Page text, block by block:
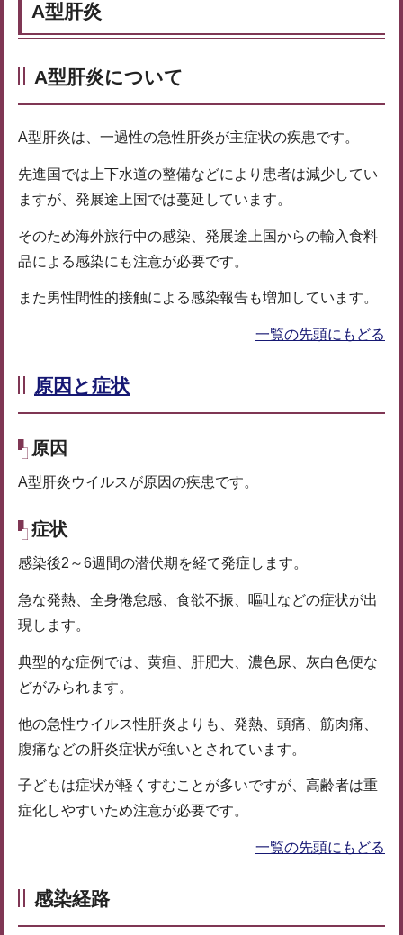
A型肝炎
A型肝炎について
A型肝炎は、一過性の急性肝炎が主症状の疾患です。
先進国では上下水道の整備などにより患者は減少してい
ますが、発展途上国では蔓延しています。
そのため海外旅行中の感染、発展途上国からの輸入食料
品による感染にも注意が必要です。
また男性間性的接触による感染報告も増加しています。
一覧の先頭にもどる
原因と症状
原因
A型肝炎ウイルスが原因の疾患です。
症状
感染後2～6週間の潜伏期を経て発症します。
急な発熱、全身倦怠感、食欲不振、嘔吐などの症状が出
現します。
典型的な症例では、黄疸、肝肥大、濃色尿、灰白色便な
どがみられます。
他の急性ウイルス性肝炎よりも、発熱、頭痛、筋肉痛、
腹痛などの肝炎症状が強いとされています。
子どもは症状が軽くすむことが多いですが、高齢者は重
症化しやすいため注意が必要です。
一覧の先頭にもどる
感染経路